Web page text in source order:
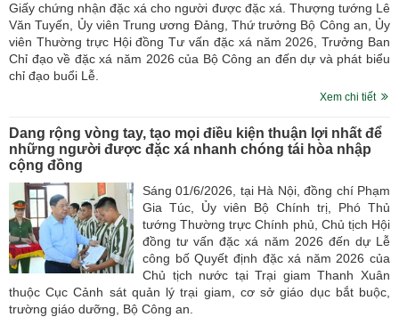
Giấy chứng nhận đặc xá cho người được đặc xá. Thượng tướng Lê
Văn Tuyến, Ủy viên Trung ương Đảng, Thứ trưởng Bộ Công an, Ủy
viên Thường trực Hội đồng Tư vấn đặc xá năm 2026, Trưởng Ban
Chỉ đạo về đặc xá năm 2026 của Bộ Công an đến dự và phát biểu
chỉ đạo buổi Lễ.
Xem chi tiết
Dang rộng vòng tay, tạo mọi điều kiện thuận lợi nhất để
những người được đặc xá nhanh chóng tái hòa nhập
cộng đồng
Sáng 01/6/2026, tại Hà Nội, đồng chí Phạm
Gia Túc, Ủy viên Bộ Chính trị, Phó Thủ
tướng Thường trực Chính phủ, Chủ tịch Hội
đồng tư vấn đặc xá năm 2026 đến dự Lễ
công bố Quyết định đặc xá năm 2026 của
Chủ tịch nước tại Trại giam Thanh Xuân
thuộc Cục Cảnh sát quản lý trại giam, cơ sở giáo dục bắt buộc,
trường giáo dưỡng, Bộ Công an.